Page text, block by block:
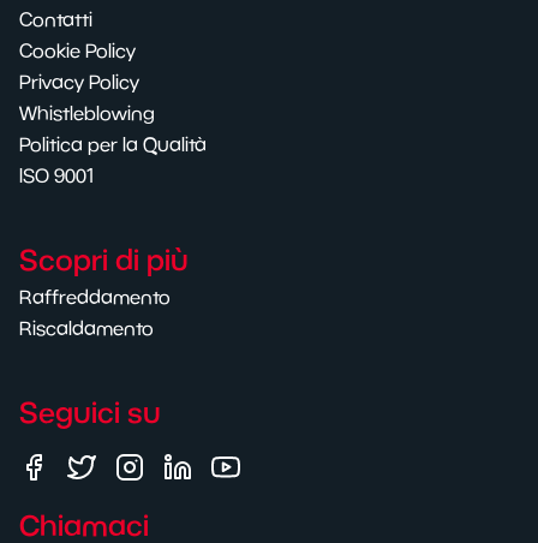
Contatti
Cookie Policy
Privacy Policy
Whistleblowing
Politica per la Qualità
ISO 9001
Scopri di più
Raffreddamento
Riscaldamento
Seguici su
Chiamaci